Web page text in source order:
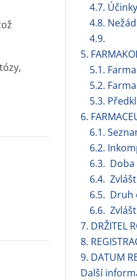
4.7.
4.8.
4.9.
5.
5.1.
5.2.
5.3.
6.
6.1.
6.2.
6.3.
6.4.
6.5. Druh
6.6.
7. DRŽITEL
8.
9. DATUM
Další